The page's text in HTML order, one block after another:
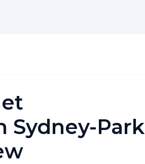
Sydney-Park